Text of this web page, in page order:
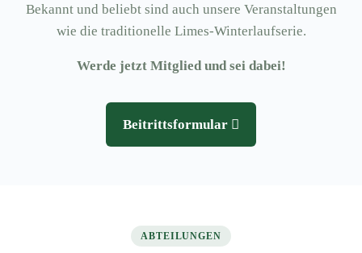
Bekannt und beliebt sind auch unsere Veranstaltungen
wie die traditionelle Limes-Winterlaufserie.
Werde jetzt Mitglied und sei dabei!
Beitrittsformular
ABTEILUNGEN